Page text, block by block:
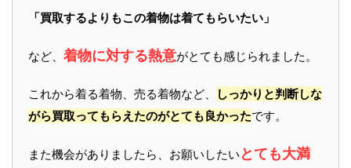
「買取するよりもこの着物は着てもらいたい」
など、 着物に対する熱意がとても感じられました。
これから着る着物、売る着物など、
しっかりと判断しな
がら買取ってもらえたのがとても良かったです。
また機会がありましたら、お願いしたい とても大満